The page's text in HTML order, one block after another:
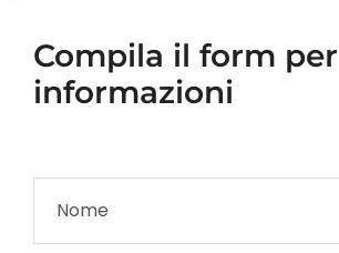
Compila il form per
informazioni